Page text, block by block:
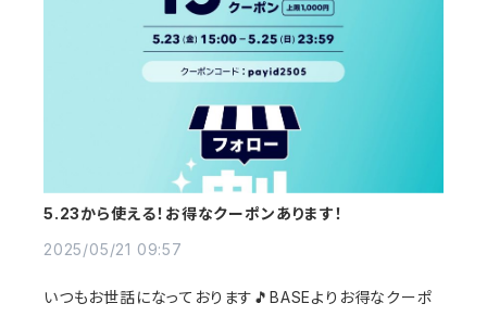
5.23から使える！お得なクーポンあります！
2025/05/21 09:57
いつもお世話になっております🎵BASEよりお得なクーポ